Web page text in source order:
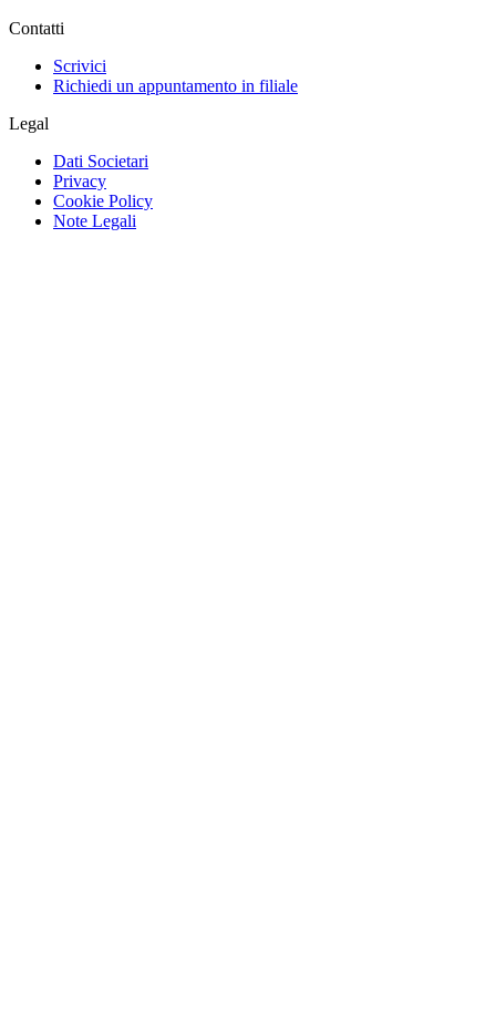
Contatti
Scrivici
Richiedi un appuntamento in filiale
Legal
Dati Societari
Privacy
Cookie Policy
Note Legali